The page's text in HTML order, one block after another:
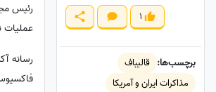
رئیس
عملیات
1
برچسب‌ها: قالیباف
مذاکرات ایران و آمریکا